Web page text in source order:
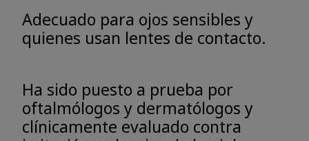
Adecuado para ojos sensibles y
quienes usan lentes de contacto.
Ha sido puesto a prueba por
oftalmólogos y dermatólogos y
clínicamente evaluado contra